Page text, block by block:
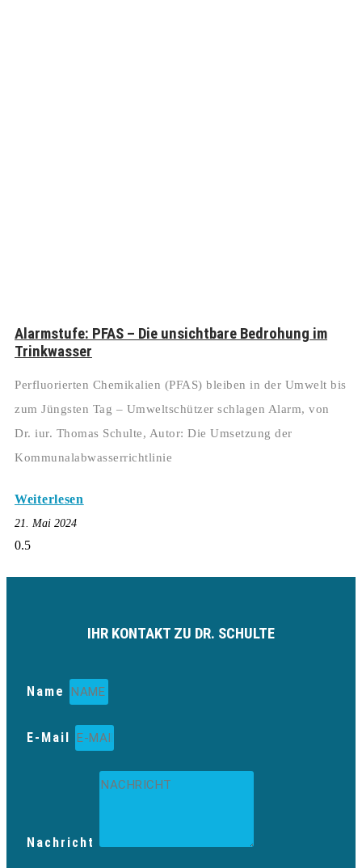
Alarmstufe: PFAS – Die unsichtbare Bedrohung im
Trinkwasser
Perfluorierten Chemikalien (PFAS) bleiben in der Umwelt bis
zum Jüngsten Tag – Umweltschützer schlagen Alarm, von
Dr. iur. Thomas Schulte, Autor: Die Umsetzung der
Kommunalabwasserrichtlinie
Weiterlesen
21. Mai 2024
IHR KONTAKT ZU DR. SCHULTE
Name
E-Mail
Nachricht